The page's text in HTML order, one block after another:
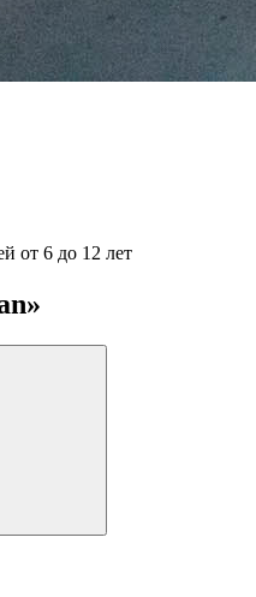
от 6 до 12 лет